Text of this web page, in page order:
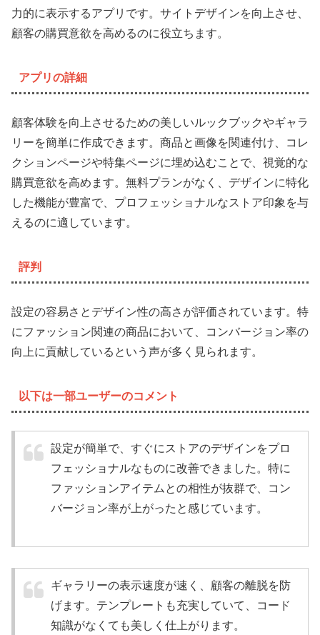
力的に表示するアプリです。サイトデザインを向上させ、
顧客の購買意欲を高めるのに役立ちます。
アプリの詳細
顧客体験を向上させるための美しいルックブックやギャラ
リーを簡単に作成できます。商品と画像を関連付け、コレ
クションページや特集ページに埋め込むことで、視覚的な
購買意欲を高めます。無料プランがなく、デザインに特化
した機能が豊富で、プロフェッショナルなストア印象を与
えるのに適しています。
評判
設定の容易さとデザイン性の高さが評価されています。特
にファッション関連の商品において、コンバージョン率の
向上に貢献しているという声が多く見られます。
以下は一部ユーザーのコメント
設定が簡単で、すぐにストアのデザインをプロ
フェッショナルなものに改善できました。特に
ファッションアイテムとの相性が抜群で、コン
バージョン率が上がったと感じています。
ギャラリーの表示速度が速く、顧客の離脱を防
げます。テンプレートも充実していて、コード
知識がなくても美しく仕上がります。